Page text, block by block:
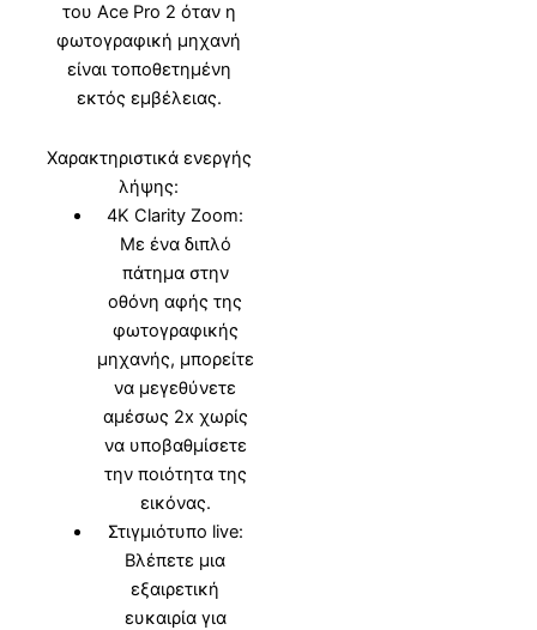
του Ace Pro 2 όταν η
φωτογραφική μηχανή
είναι τοποθετημένη
εκτός εμβέλειας.
Χαρακτηριστικά ενεργής
λήψης:
4K Clarity Zoom:
Με ένα διπλό
πάτημα στην
οθόνη αφής της
φωτογραφικής
μηχανής, μπορείτε
να μεγεθύνετε
αμέσως 2x χωρίς
να υποβαθμίσετε
την ποιότητα της
εικόνας.
Στιγμιότυπο live:
Βλέπετε μια
εξαιρετική
ευκαιρία για